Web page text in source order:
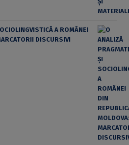
A ROMÂNEI
DISCURSIVI